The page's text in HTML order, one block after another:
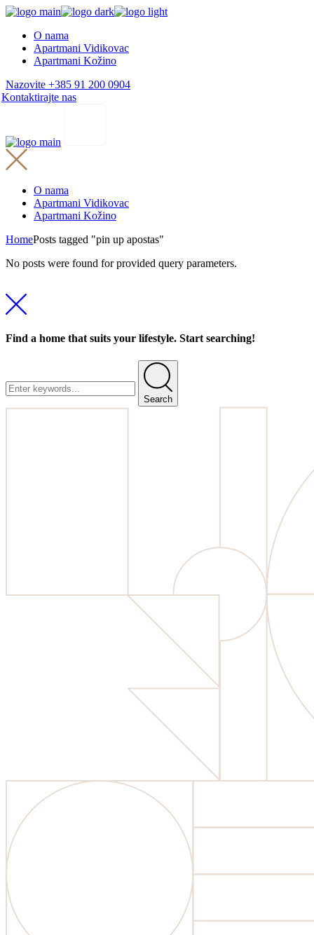
Skip
content
O nama
Apartmani Vidikovac
Apartmani Kožino
Nazovite +385 91 200 0904
Kontaktirajte nas
O nama
Apartmani Vidikovac
Apartmani Kožino
HomePosts tagged "pin up apostas"
No posts were found for provided query parameters.
Find a home that suits your lifestyle. Start searching!
Search